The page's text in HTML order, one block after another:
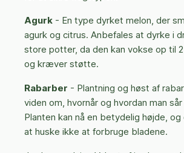
Agurk - En type dyrket melon, der
agurk og citrus. Anbefales at dyrke i
store potter, da den kan vokse op til
og kræver støtte.
Rabarber - Plantning og høst af
viden om, hvornår og hvordan man
Planten kan nå en betydelig højde,
at huske ikke at forbruge bladene.